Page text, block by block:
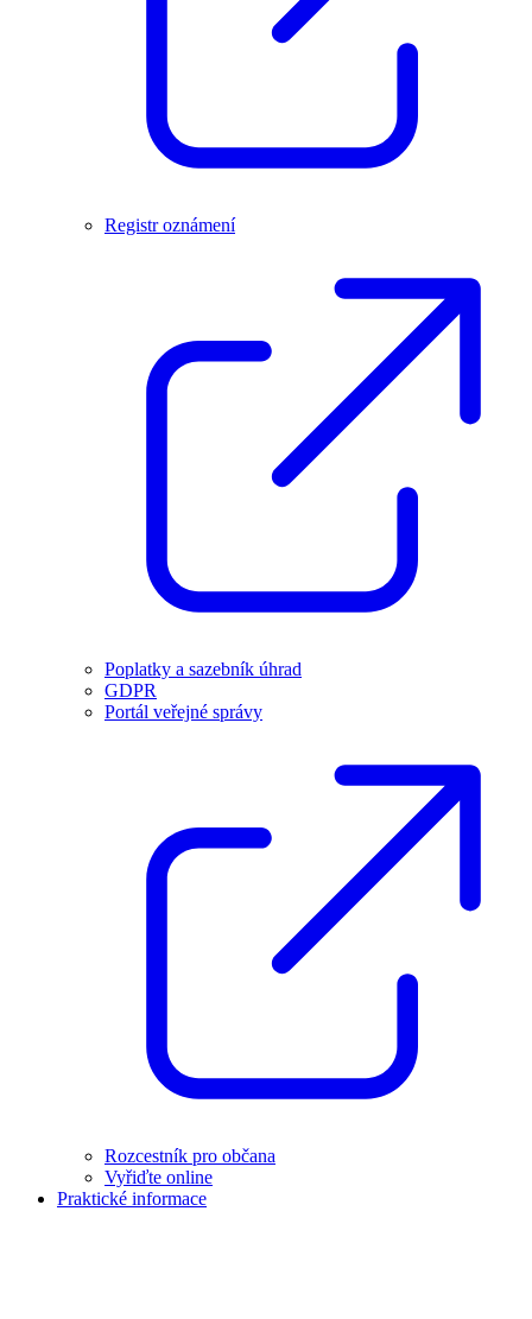
Registr oznámení
Poplatky a sazebník úhrad
GDPR
Portál veřejné správy
Rozcestník pro občana
Vyřiďte online
Praktické informace